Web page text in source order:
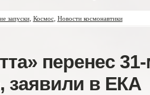
запуски, Космос, Новости космонавтики
перенес
заявили в ЕКА